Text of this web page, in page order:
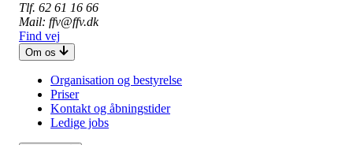
Tlf. 62 61 16 66
Mail: ffv@ffv.dk
Find vej
Om os
Organisation og bestyrelse
Priser
Kontakt og åbningstider
Ledige jobs